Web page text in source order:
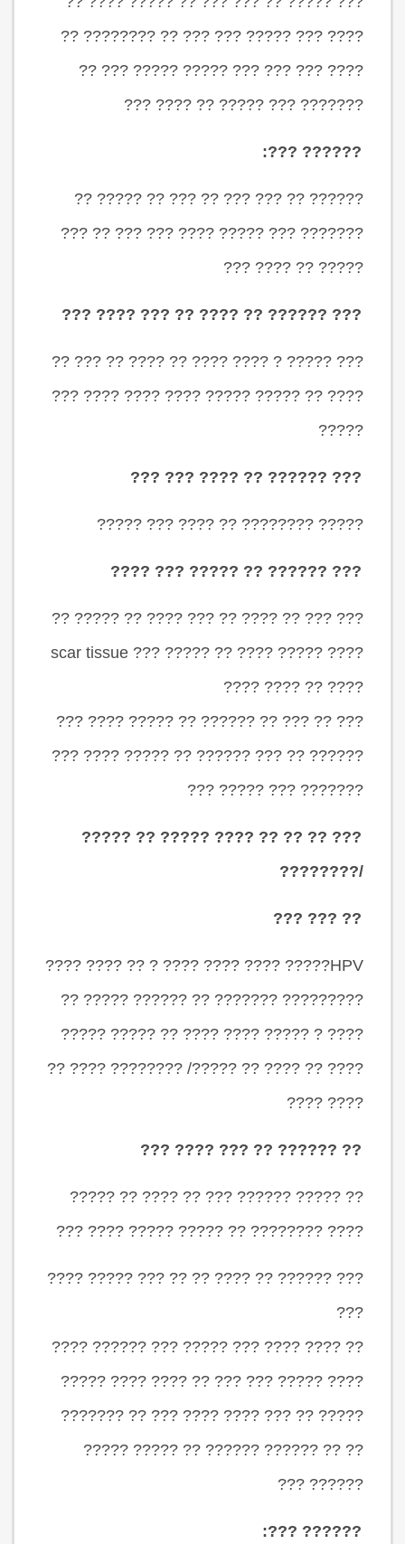
???? ??? ????? ??? ??? ?? ???????? ??
???? ??? ??? ??? ????? ????? ??? ??
??????? ??? ????? ?? ???? ???
?????? ???:
?????? ?? ??? ??? ?? ??? ?? ????? ??
??????? ??? ????? ???? ??? ??? ?? ???
????? ?? ???? ???
??? ?????? ?? ???? ?? ??? ???? ???
??? ????? ? ???? ???? ?? ???? ?? ??? ??
???? ?? ????? ????? ???? ???? ???? ???
?????
??? ?????? ?? ???? ??? ???
????? ???????? ?? ???? ??? ?????
??? ?????? ?? ????? ??? ????
??? ??? ?? ???? ?? ??? ???? ?? ????? ??
???? ????? ???? ?? ????? ??? scar tissue
???? ?? ???? ????
??? ?? ??? ?? ?????? ?? ????? ???? ???
?????? ?? ??? ?????? ?? ????? ???? ???
??????? ??? ????? ???
??? ?? ?? ?? ???? ????? ?? ?????
/????????
?? ??? ???
HPV????? ???? ???? ???? ? ?? ???? ????
????????? ??????? ?? ?????? ????? ??
???? ? ????? ???? ???? ?? ????? ?????
???? ?? ???? ?? ?????/ ???????? ???? ??
???? ????
?? ?????? ?? ??? ???? ???
?? ????? ?????? ??? ?? ???? ?? ?????
???? ???????? ?? ????? ????? ???? ???
??? ?????? ?? ???? ?? ?? ??? ????? ????
???
?? ???? ???? ??? ????? ??? ?????? ????
???? ????? ??? ??? ?? ???? ???? ?????
????? ?? ??? ???? ???? ??? ?? ???????
?? ?? ?????? ?????? ?? ????? ?????
?????? ???
?????? ???: